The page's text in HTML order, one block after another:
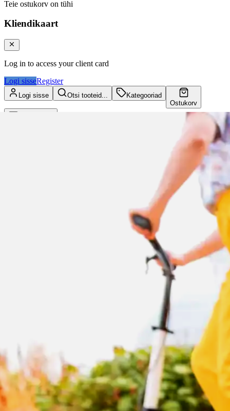
Teie ostukorv on tühi
Kliendikaart
Log in to access your client card
Logi sisseRegister
Logi sisse Otsi tooteid...
Kategooriad
Ostukorv